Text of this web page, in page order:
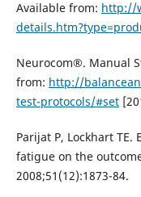
Available from: http://
Neurocom®. Manual
from: http://
test-protocols/#set
Parijat P, Lockhart
fatigue on the
2008;51(12):1873-84.